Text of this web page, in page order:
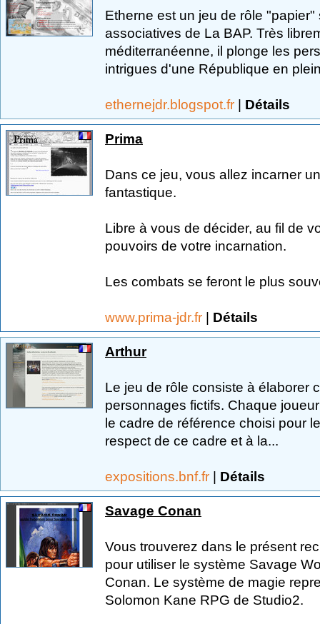
Etherne est un jeu de rôle
associatives de La BAP. Très
méditerranéenne, il plonge les
intrigues d'une République en
ethernejdr.blogspot.fr | Détails
Prima
Dans ce jeu, vous allez incarner
fantastique.
Libre à vous de décider, au fil de
pouvoirs de votre incarnation.
Les combats se feront le plus
www.prima-jdr.fr | Détails
Arthur
Le jeu de rôle consiste à élaborer
personnages fictifs. Chaque
le cadre de référence choisi pour
respect de ce cadre et à la...
expositions.bnf.fr | Détails
Savage Conan
Vous trouverez dans le présent
pour utiliser le système Savage
Conan. Le système de magie
Solomon Kane RPG de Studio2.